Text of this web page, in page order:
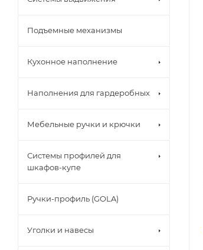
Подъемные механизмы
Кухонное наполнение
Наполнения для гардеробных
Мебельные ручки и крючки
Системы профилей для
шкафов-купе
Ручки-профиль (GOLA)
Уголки и навесы